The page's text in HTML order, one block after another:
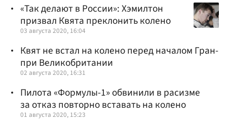
«Так делают в России»: Хэмилтон
призвал Квята преклонить колено
03 августа 2020, 16:04
Квят не встал на колено перед началом Гран-
при Великобритании
02 августа 2020, 16:31
Пилота «Формулы-1» обвинили в расизме
за отказ повторно вставать на колено
01 августа 2020, 15:23